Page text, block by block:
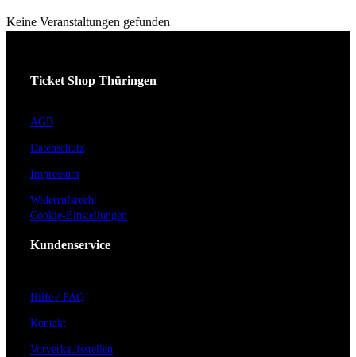
Keine Veranstaltungen gefunden
Ticket Shop Thüringen
AGB
Datenschutz
Impressum
Widerrufsrecht
Cookie-Einstellungen
Kundenservice
Hilfe / FAQ
Kontakt
Vorverkaufsstellen